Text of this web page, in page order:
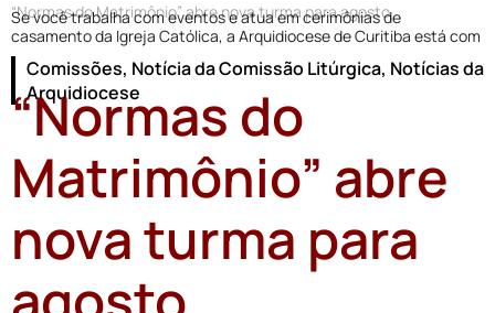
“Normas do Matrimônio” abre nova turma para agosto
Se você trabalha com eventos e atua em cerimônias de
casamento da Igreja Católica, a Arquidiocese de Curitiba está com
Comissões, Notícia da Comissão Litúrgica, Notícias da
Arquidiocese
“Normas do
Matrimônio” abre
nova turma para